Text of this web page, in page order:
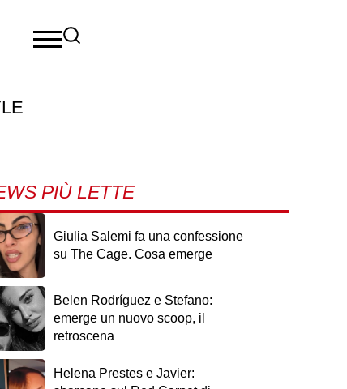
PIÙ LETTE
Giulia Salemi fa una confessione
su The Cage. Cosa emerge
Belen Rodríguez e Stefano:
emerge un nuovo scoop, il
retroscena
Helena Prestes e Javier: